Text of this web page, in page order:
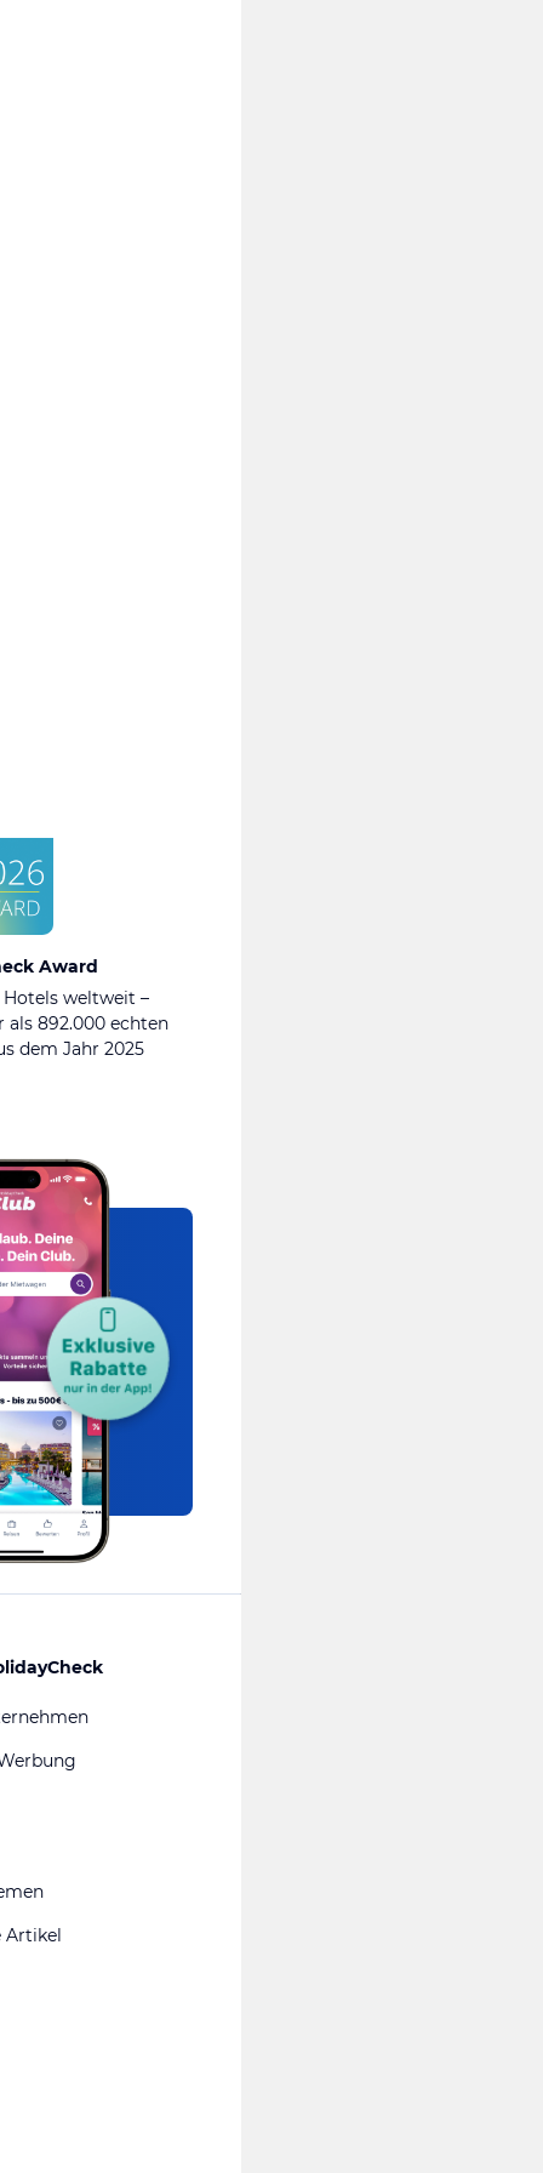
Award
weltweit –
als 892.000 echten
dem Jahr 2025
Artikel